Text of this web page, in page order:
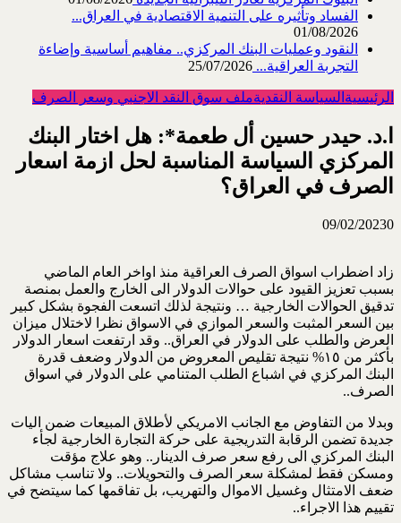
الفساد وتأثيره على التنمية الاقتصادية في العراق...
01/08/2026
النقود وعمليات البنك المركزي.. مفاهيم أساسية وإضاءة
التجربة العراقية... 25/07/2026
الرئيسية السياسة النقديةملف سوق النقد الاجنبي وسعر الصرف
ا.د. حيدر حسين أل طعمة*: هل اختار البنك
المركزي السياسة المناسبة لحل ازمة اسعار
الصرف في العراق؟
09/02/20230
زاد اضطراب اسواق الصرف العراقية منذ اواخر العام الماضي
بسبب تعزيز القيود على حوالات الدولار الى الخارج والعمل بمنصة
تدقيق الحوالات الخارجية … ونتيجة لذلك اتسعت الفجوة بشكل كبير
بين السعر المثبت والسعر الموازي في الاسواق نظرا لاختلال ميزان
العرض والطلب على الدولار في العراق.. وقد ارتفعت اسعار الدولار
بأكثر من ١٥% نتيجة تقليص المعروض من الدولار وضعف قدرة
البنك المركزي في اشباع الطلب المتنامي على الدولار في اسواق
الصرف..
وبدلا من التفاوض مع الجانب الامريكي لأطلاق المبيعات ضمن اليات
جديدة تضمن الرقابة التدريجية على حركة التجارة الخارجية لجأء
البنك المركزي الى رفع سعر صرف الدينار.. وهو علاج مؤقت
ومسكن فقط لمشكلة سعر الصرف والتحويلات.. ولا تناسب مشاكل
ضعف الامتثال وغسيل الاموال والتهريب، بل تفاقمها كما سيتضح في
تقييم هذا الاجراء..